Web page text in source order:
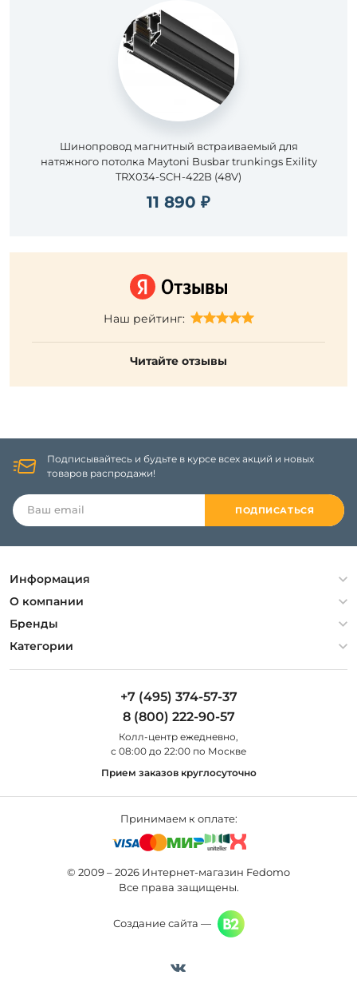
Шинопровод магнитный встраиваемый для
натяжного потолка Maytoni Busbar trunkings Exility
TRX034-SCH-422B (48V)
11 890 ₽
Наш рейтинг:
Читайте отзывы
Подписывайтесь и будьте в курсе всех акций и новых
товаров распродажи!
ПОДПИСАТЬСЯ
Информация
Политика конфиденциальности
Гарантия
Оплата и доставка
О компании
О компании
Контакты
Бренды
Artelamp
Категории
Люстры
Уличные светильники
+7 (495) 374-57-37
8 (800) 222-90-57
Колл-центр eжедневно,
с 08:00 до 22:00 по Москве
Прием заказов круглосуточно
Принимаем к оплате:
© 2009 – 2026 Интернет-магазин Fedomo
Все права защищены.
Создание сайта —